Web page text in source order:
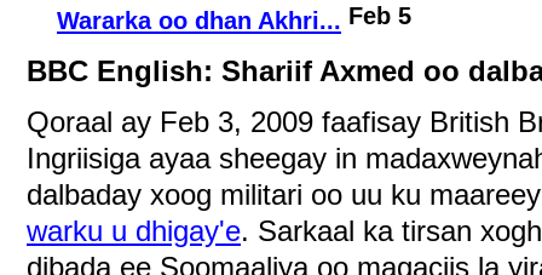
Wararka oo dhan Akhri... Feb 5
BBC English: Shariif Axmed oo
Qoraal ay Feb 3, 2009 faafisay British
Ingriisiga ayaa sheegay in
dalbaday xoog militari oo uu ku
warku u dhigay'e. Sarkaal ka tirsan
dibada ee Soomaaliya oo magaciis la